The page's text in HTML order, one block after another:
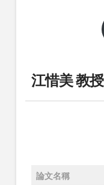
江惜美 教授
論文名稱